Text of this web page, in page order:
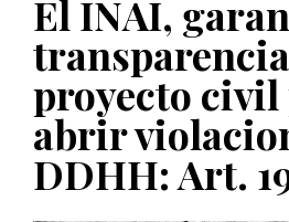
PUBLICADO EL 5 ENERO, 2023
El INAI,
proyecto civil
abrir
DDHH: Art.